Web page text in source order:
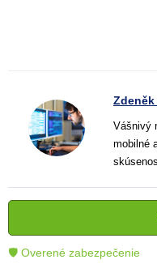
Zdeněk
Vášnivý
mobilné
🛡 Overené zabezpečenie